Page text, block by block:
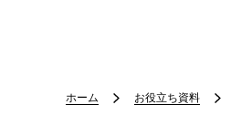
ホーム お役立ち資料